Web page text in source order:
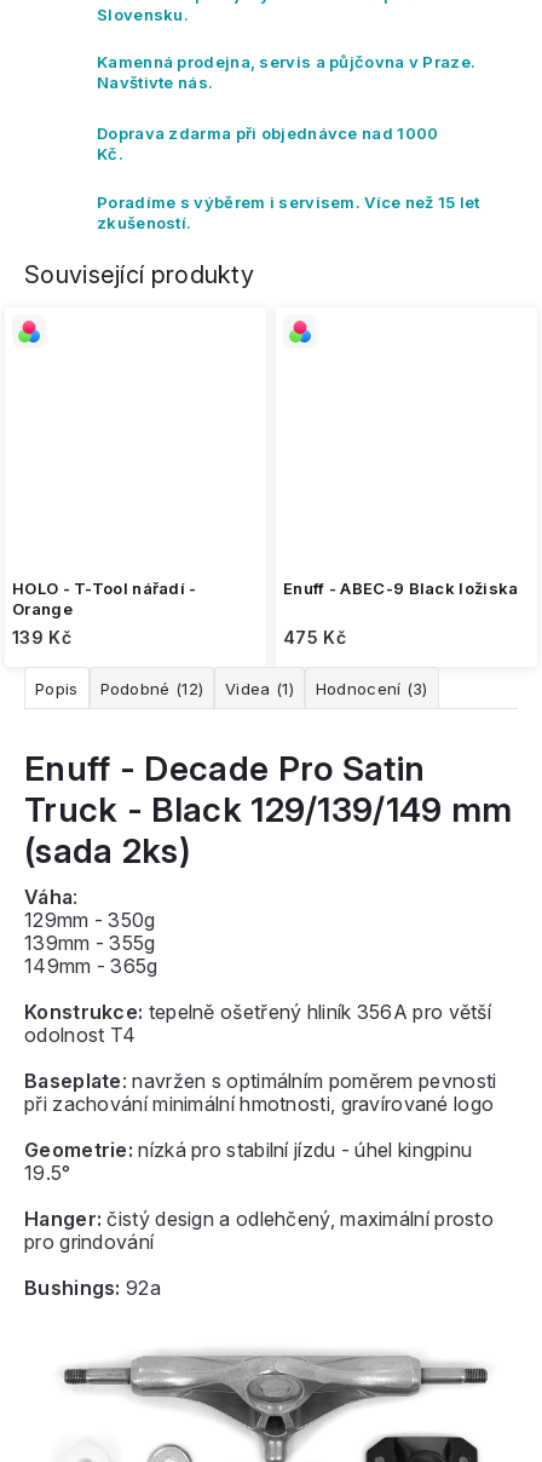
Slovensku.
Kamenná prodejna, servis a půjčovna v Praze.
Navštivte nás.
Doprava zdarma při objednávce nad 1000
Kč.
Poradíme s výběrem i servisem. Více než 15 let
zkušeností.
Související produkty
HOLO - T-Tool nářadí -
Orange
139 Kč
Enuff - ABEC-9 Black ložiska
475 Kč
Popis Podobné (12) Videa (1) Hodnocení (3)
Enuff - Decade Pro Satin
Truck - Black 129/139/149 mm
(sada 2ks)
Váha:
129mm - 350g
139mm - 355g
149mm - 365g
Konstrukce: tepelně ošetřený hliník 356A pro větší
odolnost T4
Baseplate: navržen s optimálním poměrem pevnosti
při zachování minimální hmotnosti, gravírované logo
Geometrie: nízká pro stabilní jízdu - úhel kingpinu
19.5°
Hanger: čistý design a odlehčený, maximální prosto
pro grindování
Bushings: 92a